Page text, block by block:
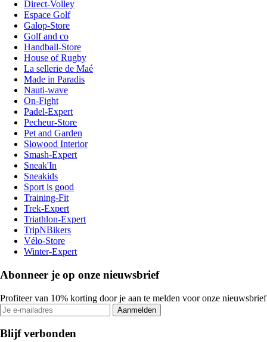
Direct-Volley
Espace Golf
Galop-Store
Golf and co
Handball-Store
House of Rugby
La sellerie de Maé
Made in Paradis
Nauti-wave
On-Fight
Padel-Expert
Pecheur-Store
Pet and Garden
Slowood Interior
Smash-Expert
Sneak'In
Sneakids
Sport is good
Training-Fit
Trek-Expert
Triathlon-Expert
TripNBikers
Vélo-Store
Winter-Expert
Abonneer je op onze nieuwsbrief
Profiteer van 10% korting door je aan te melden voor onze nieuwsbrief
Aanmelden
Blijf verbonden